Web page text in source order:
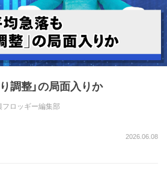
調整」の局面入りか
フロッギー編集部
2026.06.08